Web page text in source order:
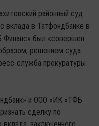
районный суд
вклада в Татфондбанке в
Финанс» был «совершен
решением суда
служба прокуратуры
и ООО «ИК «ТФБ
сделку по
заключенного